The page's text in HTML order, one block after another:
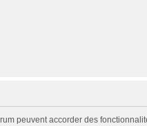
peuvent accorder des